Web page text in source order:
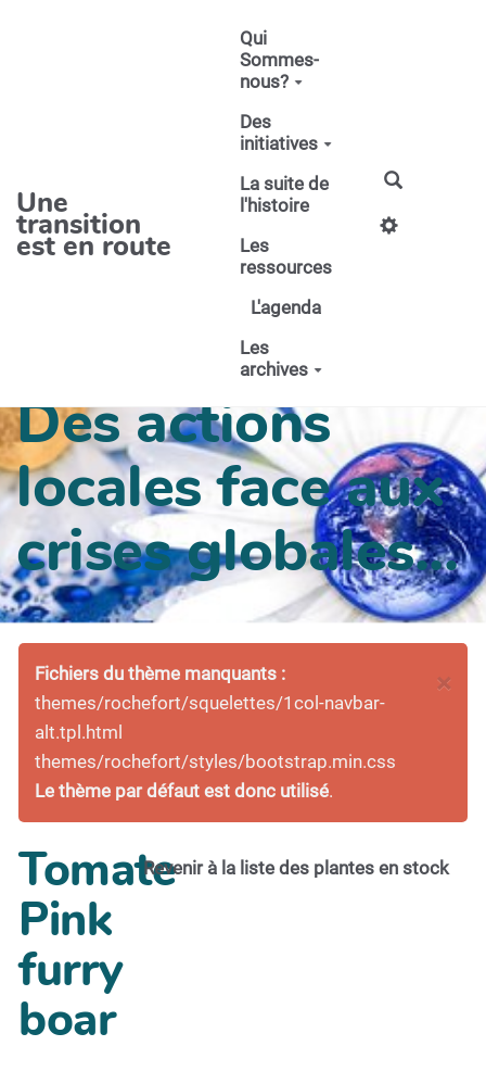
Une
transition
est en route
Qui
Sommes-
nous?
Des
initiatives
La suite de
l'histoire
Les
ressources
L'agenda
Les
archives
Des actions
locales face aux
crises globales...
×
Fichiers du thème manquants :
themes/rochefort/squelettes/1col-navbar-
alt.tpl.html
themes/rochefort/styles/bootstrap.min.css
Le thème par défaut est donc utilisé.
Revenir à la liste des plantes en stock
Tomate
Pink
furry
boar